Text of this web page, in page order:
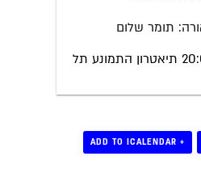
תומר שלום
2/4/24 בשעה 20:00 תיאטרון התמונע תל
+ ADD TO ICALENDAR